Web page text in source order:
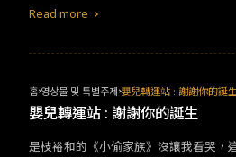
形，想要與愛美子交朋友，小小的愛美
的弟弟，因著母親始終放不下”他”而無
求助，「但我還是會怕怕的。」她大聲
忍排拒，「愛美子你是不會懂的！」父
Read more
홈 영상물 및 특별주제 嬰兒轉運站 : 謝謝你的誕生
嬰兒轉運站 : 謝謝你的誕生
是枝裕和的《小偷家族》沒讓我看哭，